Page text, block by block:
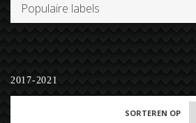
Populaire labels
2017-2021
SORTEREN OP